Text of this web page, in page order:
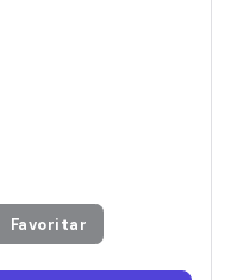
Favoritar